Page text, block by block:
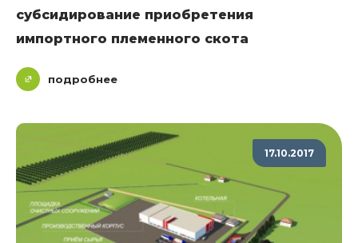
субсидирование приобретения
импортного племенного скота
подробнее
17.10.2017